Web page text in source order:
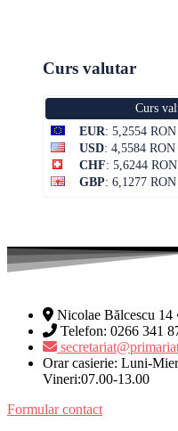
Curs valutar
Curs
EUR: 5,2554 RON
USD: 4,5584 RON
CHF: 5,6244 RON
GBP: 6,1277 RON
Nicolae Bălcescu 14
Telefon: 0266 341
Orar casierie: Luni-
Vineri:07.00-13.00
Formular contact